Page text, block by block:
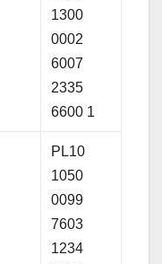
1300
0002
6007
2335
6600 1
PL10
1050
0099
7603
1234